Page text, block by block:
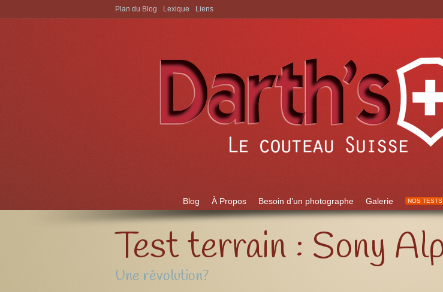
Aller à:
Blog À Propos Besoin d’un photographe Galerie NOS TESTS
Plan du Blog Lexique Liens
Test terrain : Sony
Une révolution?